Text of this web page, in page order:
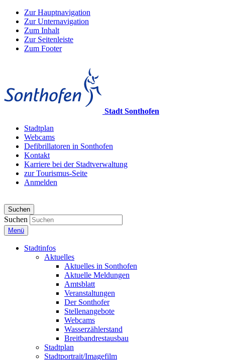
Zur Hauptnavigation
Zur Unternavigation
Zum Inhalt
Zur Seitenleiste
Zum Footer
Stadt Sonthofen
Stadtplan
Webcams
Defibrillatoren in Sonthofen
Kontakt
Karriere bei der Stadtverwaltung
zur Tourismus-Seite
Anmelden
Suchen
Suchen
Menü
Stadtinfos
Aktuelles
Aktuelles in Sonthofen
Aktuelle Meldungen
Amtsblatt
Veranstaltungen
Der Sonthofer
Stellenangebote
Webcams
Wasserzählerstand
Breitbandrestausbau
Stadtplan
Stadtportrait/Imagefilm